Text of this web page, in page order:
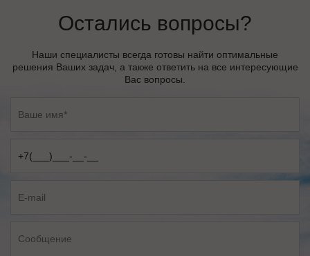
Остались вопросы?
Наши специалисты всегда готовы найти оптимальные
решения Ваших задач, а также ответить на все интересующие
Вас вопросы.